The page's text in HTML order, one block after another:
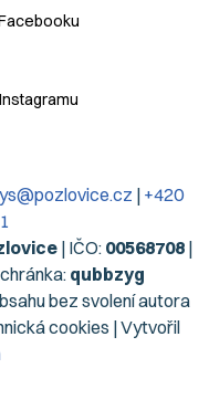
| +420
| IČO: 00568708|
qubbzyg
bez svolení autora
cookies | Vytvořil